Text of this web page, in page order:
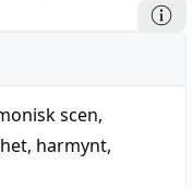
scen,
, harmynt,